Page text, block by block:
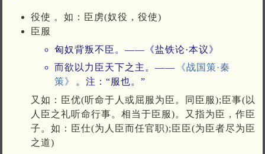
役使 。如：臣虏(奴役，役使)
臣服
匈奴背叛不臣。——《盐铁论·本议》
而欲以力臣天下之主。——
《战国策·秦
策》
。注：“服也。”
又如：臣优(听命于人或屈服为臣。同臣服);臣事(以
人臣之礼听命行事。相当于臣服)。又指为臣，作臣
子。如：臣仕(为人臣而任官职);臣臣(为臣者尽为臣
之道)